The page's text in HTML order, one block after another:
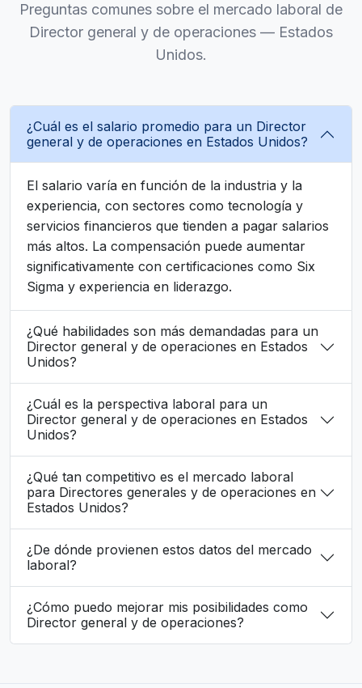
Preguntas comunes sobre el mercado laboral de
Director general y de operaciones — Estados
Unidos.
¿Cuál es el salario promedio para un Director
general y de operaciones en Estados Unidos?
El salario varía en función de la industria y la
experiencia, con sectores como tecnología y
servicios financieros que tienden a pagar salarios
más altos. La compensación puede aumentar
significativamente con certificaciones como Six
Sigma y experiencia en liderazgo.
¿Qué habilidades son más demandadas para un
Director general y de operaciones en Estados
Unidos?
¿Cuál es la perspectiva laboral para un
Director general y de operaciones en Estados
Unidos?
¿Qué tan competitivo es el mercado laboral
para Directores generales y de operaciones en
Estados Unidos?
¿De dónde provienen estos datos del mercado
laboral?
¿Cómo puedo mejorar mis posibilidades como
Director general y de operaciones?